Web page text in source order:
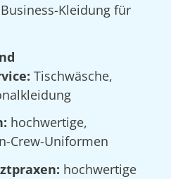
Kleidung für
Tischwäsche,
hochwertige,
Crew-Uniformen
hochwertige